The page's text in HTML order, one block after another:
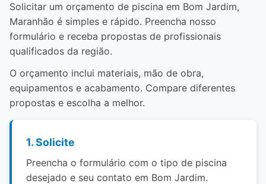
Solicitar um orçamento de piscina em Bom Jardim,
Maranhão é simples e rápido. Preencha nosso
formulário e receba propostas de profissionais
qualificados da região.
O orçamento inclui materiais, mão de obra,
equipamentos e acabamento. Compare diferentes
propostas e escolha a melhor.
1. Solicite
Preencha o formulário com o tipo de piscina
desejado e seu contato em Bom Jardim.